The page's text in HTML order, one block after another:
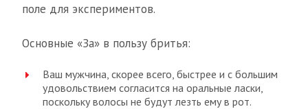
поле для экспериментов.
Основные «За» в пользу бритья:
Ваш мужчина, скорее всего, быстрее и с большим
удовольствием согласится на оральные ласки,
поскольку волосы не будут лезть ему в рот.